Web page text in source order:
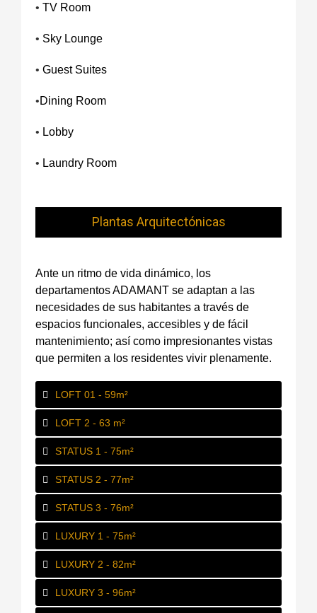
• TV Room
• Sky Lounge
• Guest Suites
•Dining Room
• Lobby
• Laundry Room
Plantas Arquitectónicas
Ante un ritmo de vida dinámico, los
departamentos ADAMANT se adaptan a las
necesidades de sus habitantes a través de
espacios funcionales, accesibles y de fácil
mantenimiento; así como impresionantes vistas
que permiten a los residentes vivir plenamente.
LOFT 01 - 59m²
LOFT 2 - 63 m²
STATUS 1 - 75m²
STATUS 2 - 77m²
STATUS 3 - 76m²
LUXURY 1 - 75m²
LUXURY 2 - 82m²
LUXURY 3 - 96m²